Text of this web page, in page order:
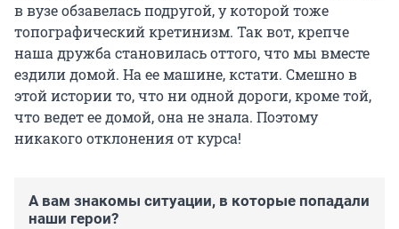
в вузе обзавелась подругой, у которой тоже
топографический кретинизм. Так вот, крепче
наша дружба становилась оттого, что мы вместе
ездили домой. На ее машине, кстати. Смешно в
этой истории то, что ни одной дороги, кроме той,
что ведет ее домой, она не знала. Поэтому
никакого отклонения от курса!
А вам знакомы ситуации, в которые попадали
наши герои?